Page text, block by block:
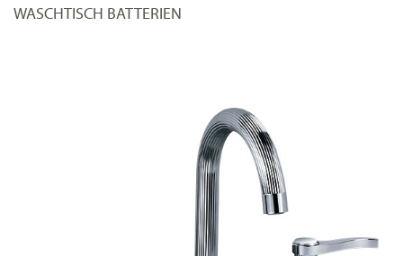
WASCHTISCH BATTERIEN